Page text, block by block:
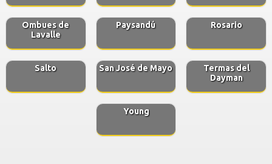
Ombues de
Lavalle
Paysandú Rosario
Salto San José de Mayo
Termas del
Dayman
Young